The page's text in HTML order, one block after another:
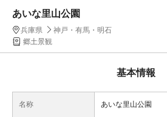
あいな里山公園
兵庫県
神戸・有馬・明石
郷土景観
基本情報
名称 あいな里山公園